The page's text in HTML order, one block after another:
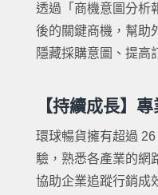
透過「商機意圖分析
後的關鍵商機，幫助
隱藏採購意圖、提高
【持續成長】
環球暢貨擁有超過
驗，熟悉各產業的網
協助企業追蹤行銷成